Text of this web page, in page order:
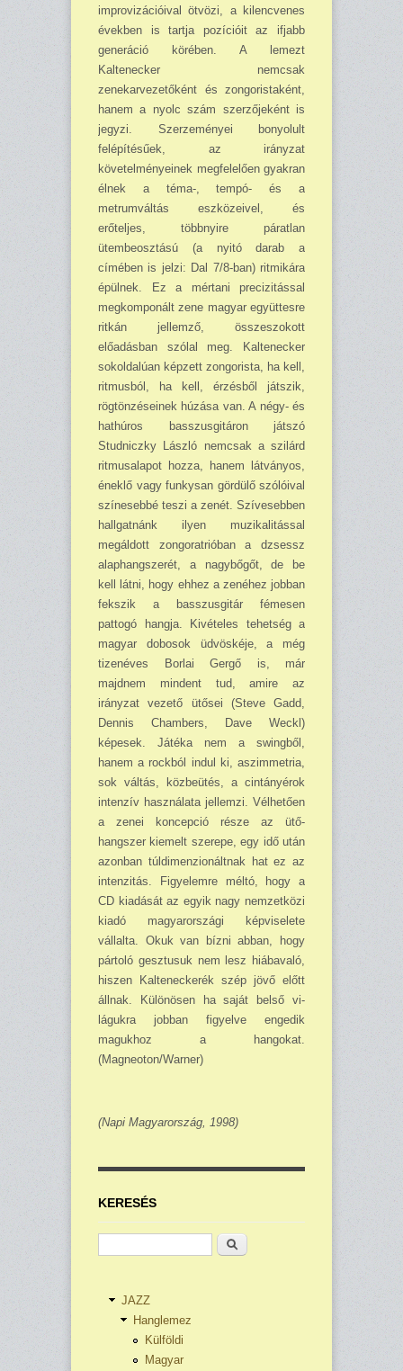
improvizációival ötvözi, a kilencvenes
években is tartja pozícióit az ifjabb
generáció körében. A lemezt
Kaltenecker nemcsak
zenekarvezetőként és zongoristaként,
hanem a nyolc szám szerzőjeként is
jegyzi. Szerzeményei bonyolult
felépítésűek, az irányzat
követelményei­nek megfelelően gyakran
élnek a téma-, tempó- és a
metrumváltás eszközeivel, és
erőteljes, többnyire páratlan
ütembeosztású (a nyitó darab a
címében is jelzi: Dal 7/8-ban) ritmikára
épülnek. Ez a mértani precizitással
megkomponált zene magyar együttesre
ritkán jellemző, összeszokott
előadásban szólal meg. Kaltenecker
sokoldalúan képzett zongorista, ha kell,
ritmusból, ha kell, érzésből játszik,
rögtönzéseinek húzása van. A négy- és
hathúros basszus­gitáron játszó
Studniczky László nemcsak a szilárd
ritmusalapot hozza, hanem látványos,
éneklő vagy funkysan gördülő szólóival
színesebbé teszi a zenét. Szívesebben
hallgatnánk ilyen muzikalitással
megáldott zongoratrióban a dzsessz
alaphangszerét, a nagybőgőt, de be
kell látni, hogy ehhez a zenéhez jobban
fekszik a basszusgitár fémesen
pattogó hangja. Kivé­teles tehetség a
magyar dobosok üdvöskéje, a még
tizenéves Borlai Gergő is, már
majdnem mindent tud, amire az
irányzat vezető ütősei (Steve Gadd,
Dennis Chambers, Dave Weckl)
képesek. Játéka nem a swingből,
hanem a rockból indul ki, aszimmetria,
sok váltás, közbe­ütés, a cintányérok
intenzív használata jellemzi. Vélhetően
a zenei koncepció része az ütő­
hangszer kiemelt szerepe, egy idő után
azonban túldimen­zio­náltnak hat ez az
intenzitás. Fi­gyelemre méltó, hogy a
CD kiadását az egyik nagy nemzetközi
kiadó magyarországi képvise­lete
vállalta. Okuk van bízni abban, hogy
pártoló gesztusuk nem lesz hiábavaló,
hiszen Kalteneckerék szép jövő előtt
állnak. Különösen ha saját belső vi­
lágukra jobban figyelve engedik
magukhoz a hangokat.
(Magneoton/Warner)
(Napi Magyarország, 1998)
KERESÉS
Keresés
JAZZ
Hanglemez
Külföldi
Magyar